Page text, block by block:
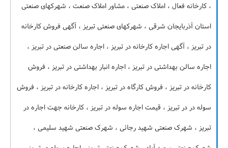
، کارخانه فعال ، املاک صنعتی ، مشاور املاک صنعت ، شهرکهای صنعتی
استان آذربایجان شرقی ، شهرکهای صنعتی تبریز ، آگهی فروش کارخانه
در تبریز ، آگهی اجاره کارخانه در تبریز ، اجاره سالن صنعتی در تبریز ،
اجاره سالن بهداشتی در تبریز ، اجاره انبار بهداشتی در تبریز ، فروش
کارخانه در تبریز ، فروش کارگاه در تبریز ، اجاره کارخانه در تبریز ، فروش
سوله در در تبریز ، قیمت اجاره سوله در تبریز ، کارخانه جهت اجاره در
تبریز ، شهرک صنعتی شهید رجائی ، شهرک صنعتی شهید سلیمی ،